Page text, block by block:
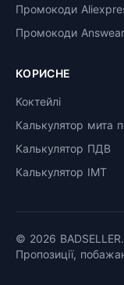
Промокоди
Промокоди Answear
КОРИСНЕ
Коктейлі
Калькулятор мита
Калькулятор ПДВ
Калькулятор ІМТ
© 2026
Пропозиції,